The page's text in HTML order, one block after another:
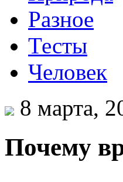
Разное
Тесты
Человек
8 марта,
Почему